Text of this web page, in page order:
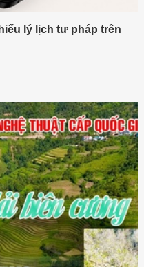
lý lịch tư pháp trên